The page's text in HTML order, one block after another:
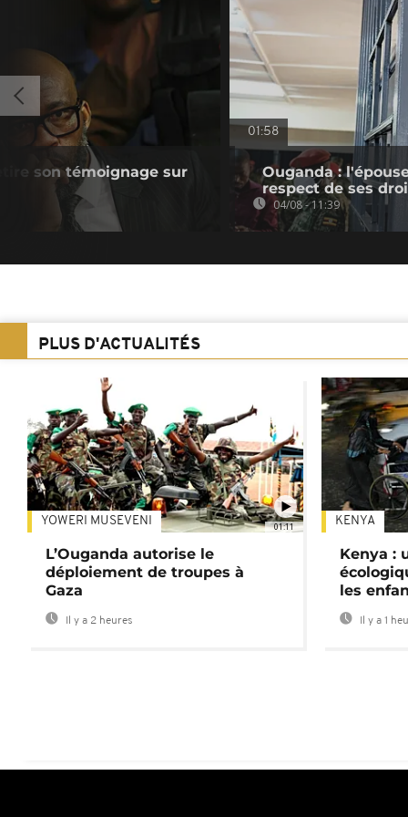
son témoignage sur
01:58
Ouganda :
respect de ses
04/08 - 11:39
PLUS D'ACTUALITÉS
01:11
YOWERI MUSEVENI
L’Ouganda autorise le
déploiement de troupes à
Gaza
Il y a 2 heures
KENYA
Kenya :
les
Il y a 1